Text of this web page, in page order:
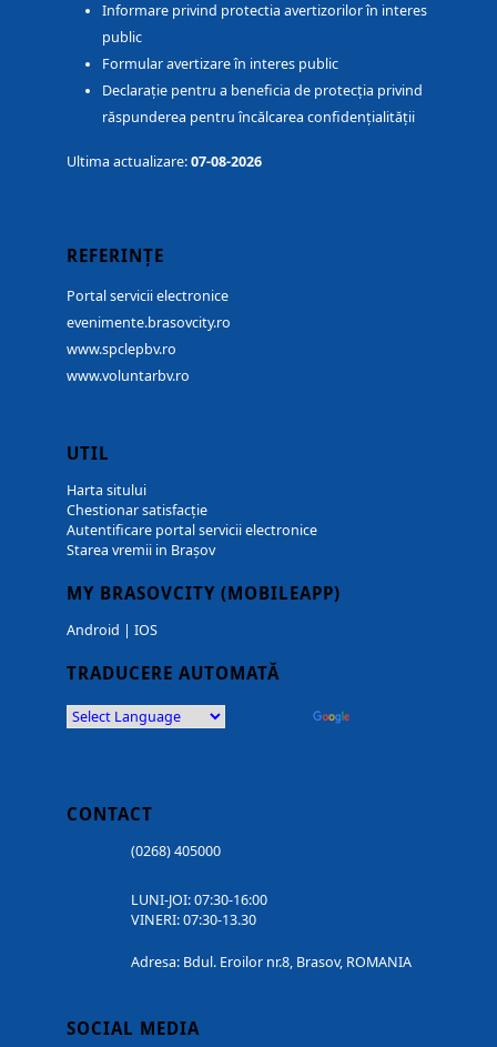
Informare privind protectia avertizorilor în interes
public
Formular avertizare în interes public
Declarație pentru a beneficia de protecția privind
răspunderea pentru încălcarea confidențialității
Ultima actualizare:07-08-2026
REFERINȚE
Portal servicii electronice
evenimente.brasovcity.ro
www.spclepbv.ro
www.voluntarbv.ro
UTIL
Harta sitului
Chestionar satisfacție
Autentificare portal servicii electronice
Starea vremii in Brașov
MY BRASOVCITY (MOBILEAPP)
Android | IOS
TRADUCERE AUTOMATĂ
CONTACT
(0268) 405000
LUNI-JOI: 07:30-16:00
VINERI: 07:30-13.30
Adresa: Bdul. Eroilor nr.8, Brasov, ROMANIA
SOCIAL MEDIA